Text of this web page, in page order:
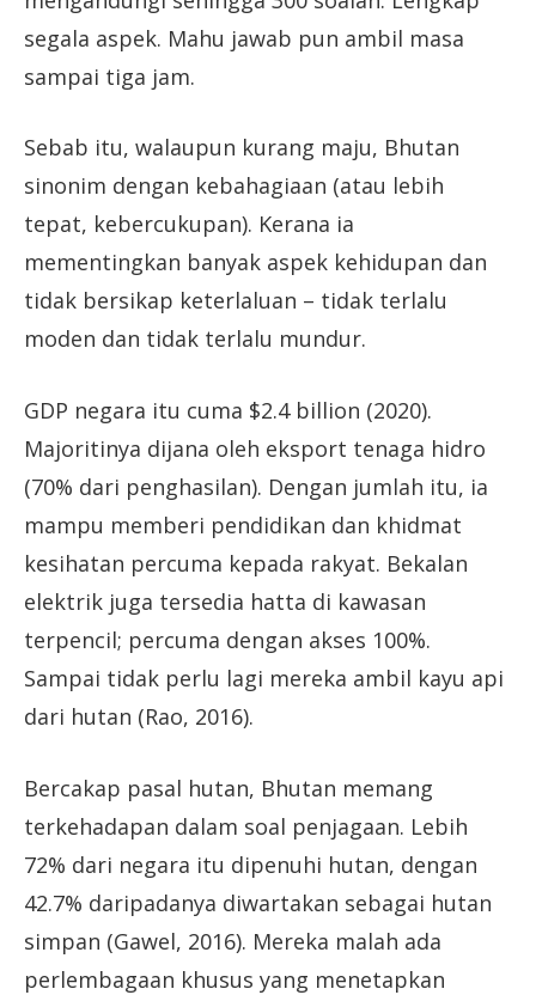
segala aspek. Mahu jawab pun ambil masa
sampai tiga jam.
Sebab itu, walaupun kurang maju, Bhutan
sinonim dengan kebahagiaan (atau lebih
tepat, kebercukupan). Kerana ia
mementingkan banyak aspek kehidupan dan
tidak bersikap keterlaluan – tidak terlalu
moden dan tidak terlalu mundur.
GDP negara itu cuma $2.4 billion (2020).
Majoritinya dijana oleh eksport tenaga hidro
(70% dari penghasilan). Dengan jumlah itu, ia
mampu memberi pendidikan dan khidmat
kesihatan percuma kepada rakyat. Bekalan
elektrik juga tersedia hatta di kawasan
terpencil; percuma dengan akses 100%.
Sampai tidak perlu lagi mereka ambil kayu api
dari hutan (Rao, 2016).
Bercakap pasal hutan, Bhutan memang
terkehadapan dalam soal penjagaan. Lebih
72% dari negara itu dipenuhi hutan, dengan
42.7% daripadanya diwartakan sebagai hutan
simpan (Gawel, 2016). Mereka malah ada
perlembagaan khusus yang menetapkan